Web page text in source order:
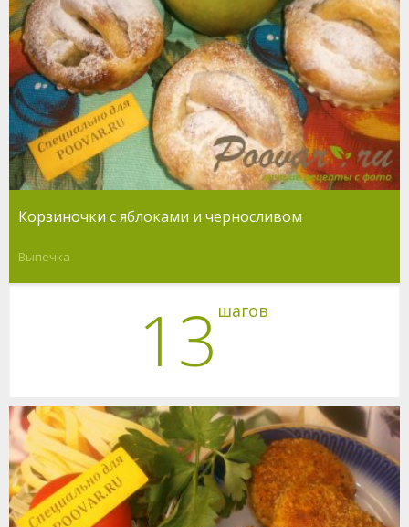
Корзиночки с яблоками и черносливом
Выпечка
13 шагов